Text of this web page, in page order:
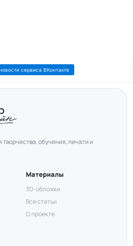
сервиса ВКонтакте
обучения, печати и
Материалы
3D-обложки
Все статьи
О проекте